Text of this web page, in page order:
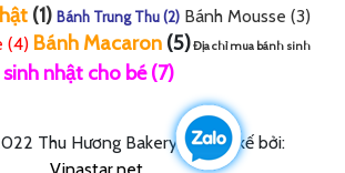
(1) Bánh Trung Thu(2) Bánh Mousse (3)
(4) Bánh Macaron (5)Địa chỉ mua bánh sinh
nhật cho bé(7)
Thu Hương Bakery - Thiết kế bởi: